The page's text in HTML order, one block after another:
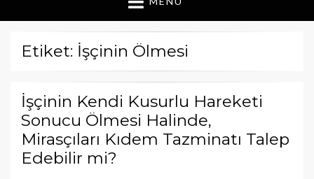
Etiket: İşçinin Ölmesi
İşçinin Kendi Kusurlu Hareketi
Sonucu Ölmesi Halinde,
Mirasçıları Kıdem Tazminatı Talep
Edebilir mi?